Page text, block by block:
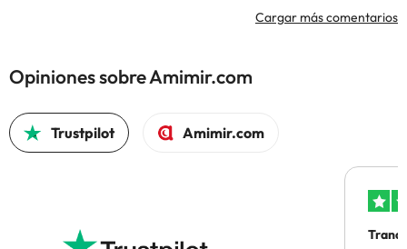
Cargar más comentarios
Opiniones sobre Amimir.com
Trustpilot Amimir.com